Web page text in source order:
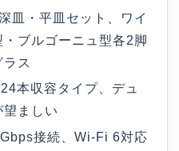
皿・平皿セット、ワイ
ブルゴーニュ型各2脚
ス
本収容タイプ、デュ
ましい
接続、Wi-Fi 6対応